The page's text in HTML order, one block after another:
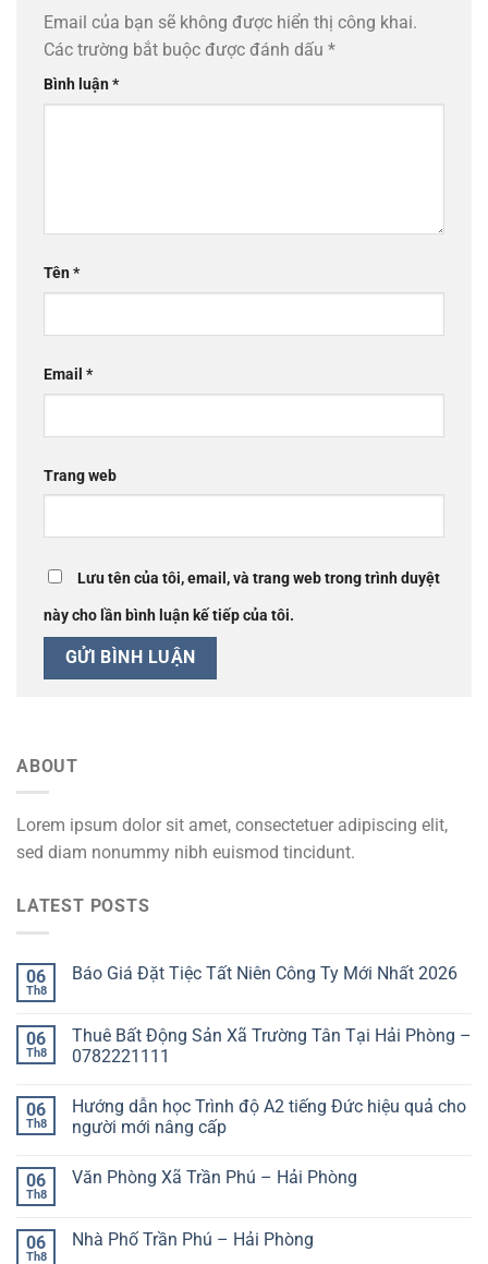
Email của bạn sẽ không được hiển thị công khai.
Các trường bắt buộc được đánh dấu *
Bình luận*
Tên*
Email *
Trang web
Lưu tên của tôi, email, và trang web trong trình duyệt
này cho lần bình luận kế tiếp của tôi.
ABOUT
Lorem ipsum dolor sit amet, consectetuer adipiscing elit,
sed diam nonummy nibh euismod tincidunt.
LATEST POSTS
06
Th8
Báo Giá Đặt Tiệc Tất Niên Công Ty Mới Nhất 2026
06
Th8
Thuê Bất Động Sản Xã Trường Tân Tại Hải Phòng –
0782221111
06
Th8
Hướng dẫn học Trình độ A2 tiếng Đức hiệu quả cho
người mới nâng cấp
06
Th8
Văn Phòng Xã Trần Phú – Hải Phòng
06
Th8
Nhà Phố Trần Phú – Hải Phòng